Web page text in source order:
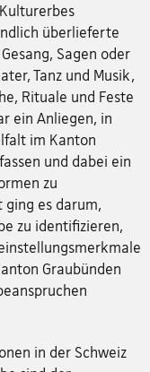
überlieferte
Sagen oder
Tanz und Musik,
Rituale und Feste
ein Anliegen, in
im Kanton
und dabei ein
zu
es darum,
zu identifizieren,
Graubünden
in der Schweiz